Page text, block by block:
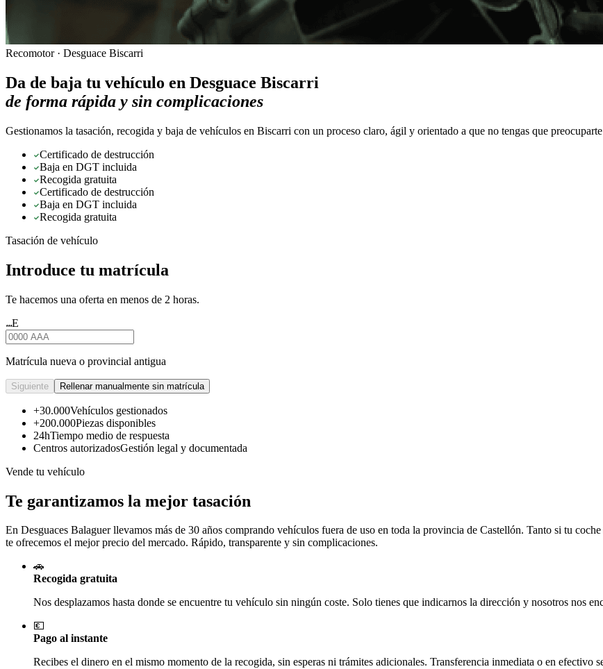
Recomotor · Desguace Biscarri
Da de baja tu vehículo en Desguace Biscarri
de forma rápida y sin complicaciones
Gestionamos la tasación, recogida y baja de vehículos en Biscarri con un proceso claro, ágil y orientado a que no tengas que
Certificado de destrucción
Baja en DGT incluida
Recogida gratuita
Certificado de destrucción
Baja en DGT incluida
Recogida gratuita
Tasación de vehículo
Introduce tu matrícula
Te hacemos una oferta en menos de 2 horas.
★★★E
Matrícula nueva o provincial antigua
Siguiente Rellenar manualmente sin matrícula
+30.000Vehículos gestionados
+200.000Piezas disponibles
24hTiempo medio de respuesta
Centros autorizadosGestión legal y documentada
Vende tu vehículo
Te garantizamos la mejor tasación
En Desguaces Balaguerllevamos más de 30 años comprando vehículos fuera de uso en toda la provincia de Castellón. Tanto si tu
te ofrecemos el mejor precio del mercado. Rápido, transparente y sin complicaciones.
🚗
Recogida gratuita
Nos desplazamos hasta donde se encuentre tu vehículo sin ningún coste. Solo tienes que indicarnos la dirección y nosotros nos
💶
Pago al instante
Recibes el dinero en el mismo momento de la recogida, sin esperas ni trámites adicionales. Transferencia inmediata o en efectivo